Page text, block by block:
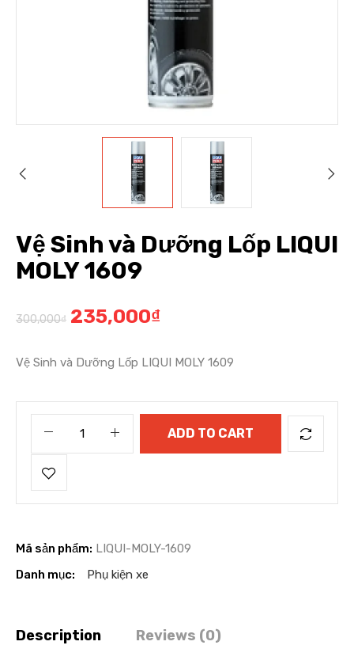
Vệ Sinh và Dưỡng Lốp LIQUI
MOLY 1609
300,000₫ 235,000₫
Vệ Sinh và Dưỡng Lốp LIQUI MOLY 1609
ADD TO CART
Mã sản phẩm: LIQUI-MOLY-1609
Danh mục:
Phụ kiện xe
Description Reviews (0)